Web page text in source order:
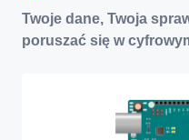
Twoje dane, Twoja
poruszać się w